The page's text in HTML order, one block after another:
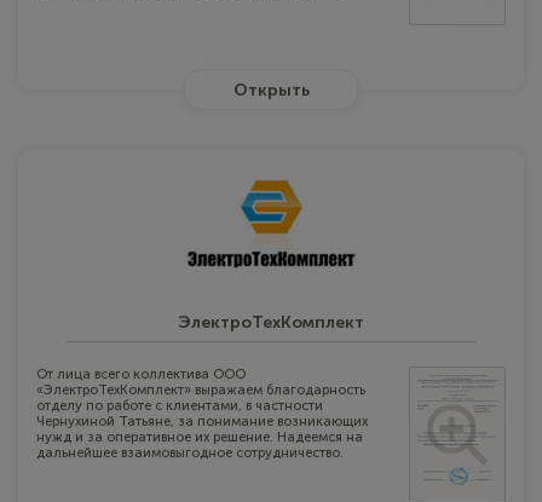
Открыть
ЭлектроТехКомплект
От лица всего коллектива ООО
«ЭлектроТехКомплект» выражаем благодарность
отделу по работе с клиентами, в частности
Чернухиной Татьяне, за понимание возникающих
нужд и за оперативное их решение. Надеемся на
дальнейшее взаимовыгодное сотрудничество.